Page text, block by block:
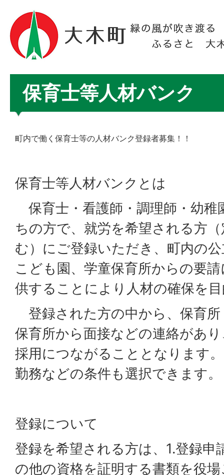
保育士等人材バンク
町内で働く保育士等の人材バンク登録者募集！！
保育士等人材バンクとは
保育士・看護師・調理師・幼稚
ちの方で、就労を希望される方
む）にご登録いただき、町内の
こども園、学童保育所からの要
供することにより人材の確保を
登録された方の中から、保育
保育所から面接などの連絡があ
採用につながることとなります
勤務などの条件も選択できます。
登録について
登録を希望される方は、1.登録
の他の資格を証明する書類を役